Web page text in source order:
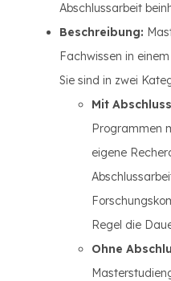
Abschlussarbeit
Beschreibung:
Fachwissen in
Sie sind in zwei
Mit
Programmen
eigene
Regel die
Ohne